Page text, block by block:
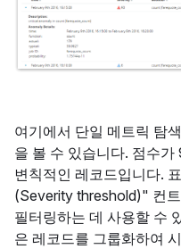
여기에서 단일 메트릭 탐
을 볼 수 있습니다. 점수
변칙적인 레코드입니다.
(Severity threshold)" 컨
필터링하는 데 사용할 수
은 레코드를 그룹화하여